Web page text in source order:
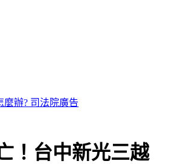
超有哏回覆連發 館方揭「神秘身分」
！台中新光三越